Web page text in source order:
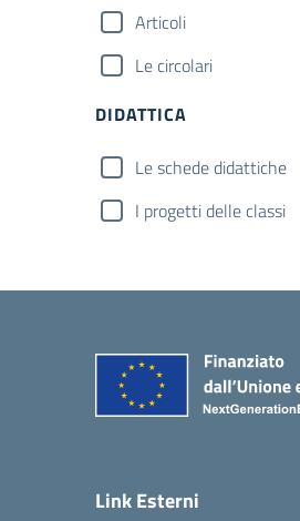
Articoli
Le circolari
DIDATTICA
Le schede didattiche
I progetti delle classi
Link Esterni